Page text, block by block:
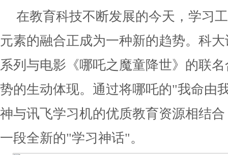
在教育科技不断发展的今天，学习
元素的融合正成为一种新的趋势。科
系列与电影《哪吒之魔童降世》的联
势的生动体现。通过将哪吒的"我命由
神与讯飞学习机的优质教育资源相结
一段全新的"学习神话"。